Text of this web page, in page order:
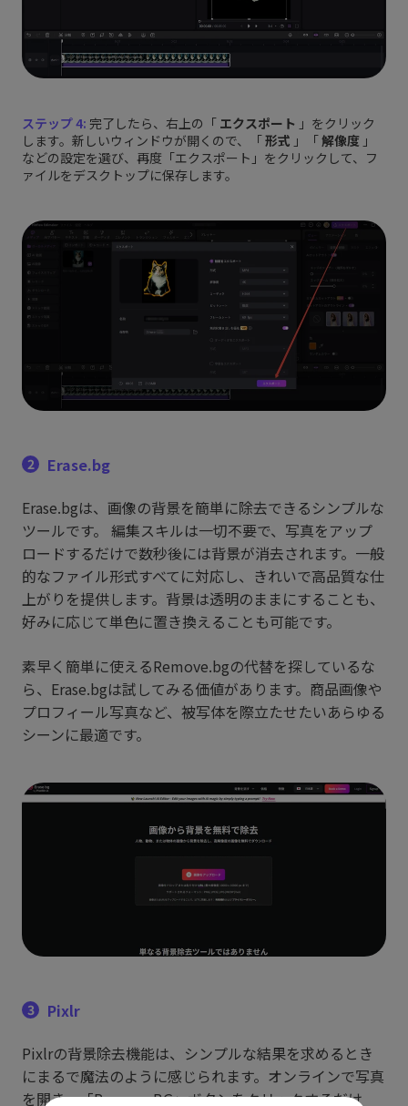
ステップ 4: 完了したら、右上の「 エクスポート 」をクリック
します。新しいウィンドウが開くので、「形式 」「解像度 」
などの設定を選び、再度「エクスポート」をクリックして、フ
ァイルをデスクトップに保存します。
2
Erase.bg
Erase.bgは、画像の背景を簡単に除去できるシンプルな
ツールです。 編集スキルは一切不要で、写真をアップ
ロードするだけで数秒後には背景が消去されます。一般
的なファイル形式すべてに対応し、きれいで高品質な仕
上がりを提供します。背景は透明のままにすることも、
好みに応じて単色に置き換えることも可能です。
素早く簡単に使えるRemove.bgの代替を探しているな
ら、Erase.bgは試してみる価値があります。商品画像や
プロフィール写真など、被写体を際立たせたいあらゆる
シーンに最適です。
3
Pixlr
Pixlrの背景除去機能は、シンプルな結果を求めるとき
にまるで魔法のように感じられます。オンラインで写真
を開き、「Remove BG」ボタンをクリックするだけ